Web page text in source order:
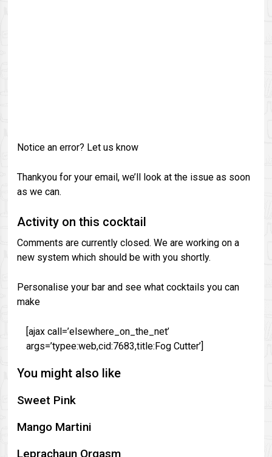
Notice an error? Let us know
Thankyou for your email, we’ll look at the issue as soon
as we can.
Activity on this cocktail
Comments are currently closed. We are working on a
new system which should be with you shortly.
Personalise your bar and see what cocktails you can
make
[ajax call=’elsewhere_on_the_net’
args=’typee:web,cid:7683,title:Fog Cutter’]
You might also like
Sweet Pink
Mango Martini
Leprachaun Orgasm